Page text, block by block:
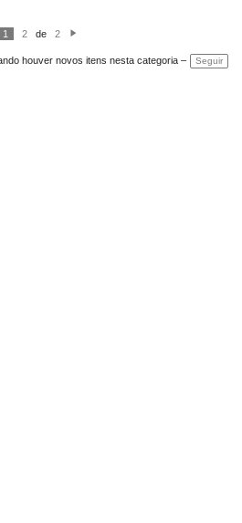
1 2 de
2
xi
houver novos itens nesta categoria – Seguir